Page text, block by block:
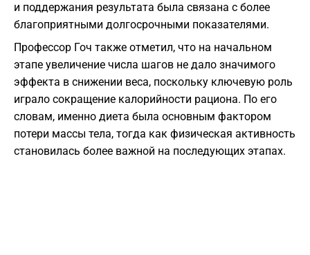
и поддержания результата была связана с более
благоприятными долгосрочными показателями.
Профессор Гоч также отметил, что на начальном
этапе увеличение числа шагов не дало значимого
эффекта в снижении веса, поскольку ключевую роль
играло сокращение калорийности рациона. По его
словам, именно диета была основным фактором
потери массы тела, тогда как физическая активность
становилась более важной на последующих этапах.